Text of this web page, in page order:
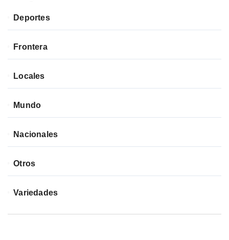
Deportes
Frontera
Locales
Mundo
Nacionales
Otros
Variedades